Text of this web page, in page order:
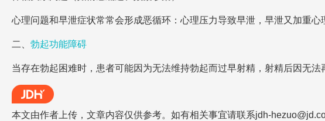
心理问题和早泄症状常常会形成恶循环：心理压力导致早泄，早泄又加重心
二、 勃起功能障碍
当存在勃起困难时，患者可能因为无法维持勃起而过早射精，射精后因无法
本文由作者上传，文章内容仅供参考。如有相关事宜请联系jdh-